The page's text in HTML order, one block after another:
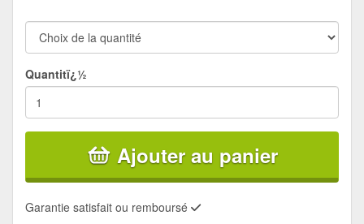
Quantitï¿½
Ajouter au panier
Garantie satisfait ou remboursé